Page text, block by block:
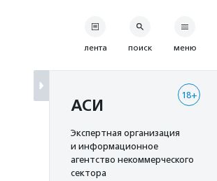
лента поиск меню
18+
АСИ
Экспертная организация
и информационное
агентство некоммерческого
сектора